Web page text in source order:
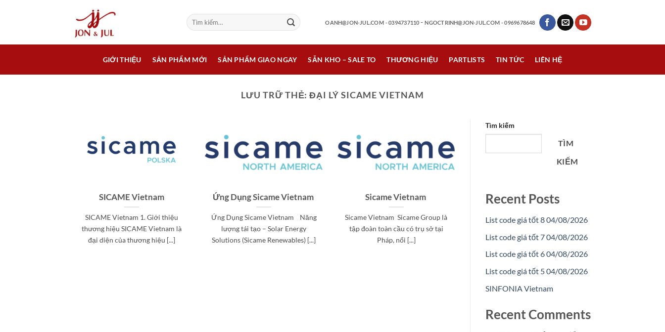
dung
Tìm
kiếm:
OANH@JON-JUL.COM - 0394737110 -NGOCTRINH@JON-JUL.COM - 0969678648
GIỚI THIỆU SẢN PHẨM MỚI SẢN PHẨM GIAO NGAY SẴN KHO – SALE TO THƯƠNG HIỆU PARTLISTS TIN TỨC LIÊN HỆ
LƯU TRỮ THẺ:ĐẠI LÝ SICAME VIETNAM
SICAME Vietnam
SICAME Vietnam 1. Giới thiệu
thương hiệu SICAME Vietnam là
đại diện của thương hiệu [...]
Ứng Dụng Sicame Vietnam
Ứng Dụng Sicame Vietnam Năng
lượng tái tạo – Solar Energy
Solutions (Sicame Renewables) [...]
Sicame Vietnam
Sicame Vietnam Sicame Group là
tập đoàn toàn cầu có trụ sở tại
Pháp, nổi [...]
Tìm kiếm
TÌM
KIẾM
Recent Posts
List code giá tốt 8 04/08/2026
List code giá tốt 7 04/08/2026
List code giá tốt 6 04/08/2026
List code giá tốt 5 04/08/2026
SINFONIA Vietnam
Recent Comments